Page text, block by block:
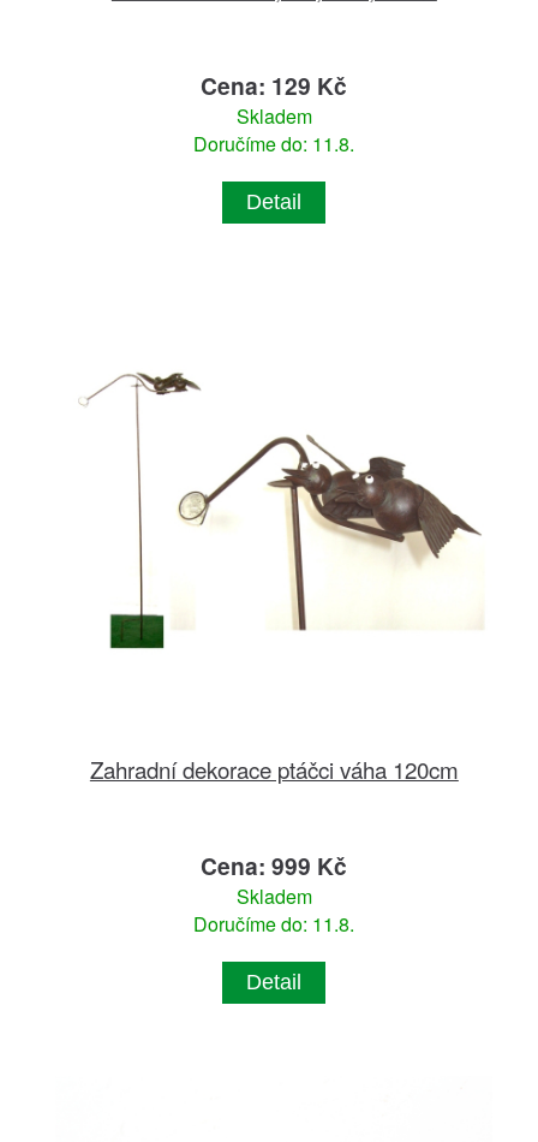
Cena: 129 Kč
Skladem
Doručíme do: 11.8.
Detail
Zahradní dekorace ptáčci váha 120cm
Cena: 999 Kč
Skladem
Doručíme do: 11.8.
Detail